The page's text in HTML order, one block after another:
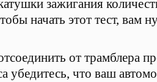
зажигания
начать этот тест, вам
от трамблера
убедитесь, что ваш